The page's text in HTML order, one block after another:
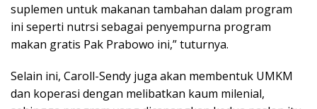
suplemen untuk makanan tambahan dalam program
ini seperti nutrsi sebagai penyempurna program
makan gratis Pak Prabowo ini,” tuturnya.
Selain ini, Caroll-Sendy juga akan membentuk UMKM
dan koperasi dengan melibatkan kaum milenial,